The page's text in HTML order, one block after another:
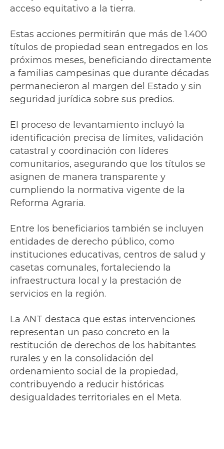
acceso equitativo a la tierra.
Estas acciones permitirán que más de 1.400
títulos de propiedad sean entregados en los
próximos meses, beneficiando directamente
a familias campesinas que durante décadas
permanecieron al margen del Estado y sin
seguridad jurídica sobre sus predios.
El proceso de levantamiento incluyó la
identificación precisa de límites, validación
catastral y coordinación con líderes
comunitarios, asegurando que los títulos se
asignen de manera transparente y
cumpliendo la normativa vigente de la
Reforma Agraria.
Entre los beneficiarios también se incluyen
entidades de derecho público, como
instituciones educativas, centros de salud y
casetas comunales, fortaleciendo la
infraestructura local y la prestación de
servicios en la región.
La ANT destaca que estas intervenciones
representan un paso concreto en la
restitución de derechos de los habitantes
rurales y en la consolidación del
ordenamiento social de la propiedad,
contribuyendo a reducir históricas
desigualdades territoriales en el Meta.